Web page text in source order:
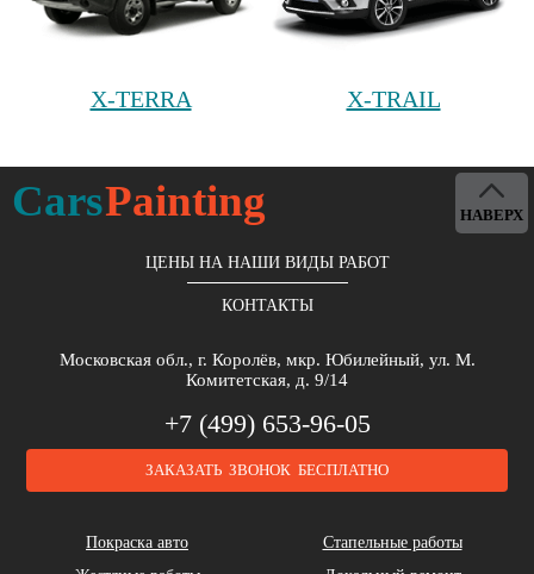
X-TERRA X-TRAIL
CarsPainting
ЦЕНЫ НА НАШИ ВИДЫ РАБОТ
КОНТАКТЫ
Московская обл., г. Королёв, мкр. Юбилейный, ул. М.
Комитетская, д. 9/14
+7 (499) 653-96-05
ЗАКАЗАТЬ ЗВОНОК БЕСПЛАТНО
Покраска авто
Стапельные работы
НАВЕРХ